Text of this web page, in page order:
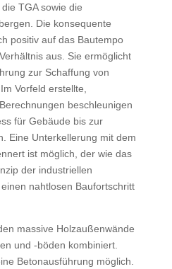
TGA sowie die
Die konsequente
positiv auf das Bautempo
aus. Sie ermöglicht
zur Schaffung von
Vorfeld erstellte,
beschleunigen
für Gebäude bis zur
Eine Unterkellerung mit dem
ist möglich, der wie das
der industriellen
nahtlosen Baufortschritt
massive Holzaußenwände
und -böden kombiniert.
Betonausführung möglich.